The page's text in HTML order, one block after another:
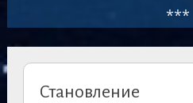
***
Становление